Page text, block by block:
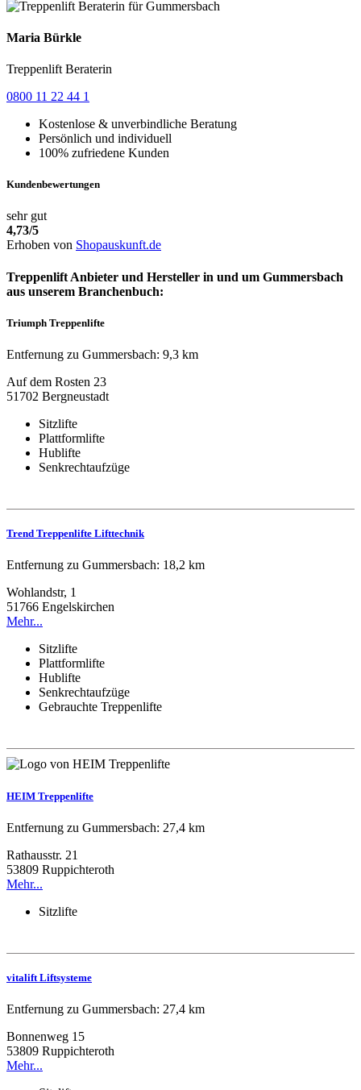
Maria Bürkle
Treppenlift Beraterin
0800 11 22 44 1
Kostenlose & unverbindliche Beratung
Persönlich und individuell
100% zufriedene Kunden
Kundenbewertungen
sehr gut
4,73/5
Erhoben von Shopauskunft.de
Treppenlift Anbieter und Hersteller in und um Gummersbach
aus unserem Branchenbuch:
Triumph Treppenlifte
Entfernung zu Gummersbach: 9,3 km
Auf dem Rosten 23
51702 Bergneustadt
Sitzlifte
Plattformlifte
Hublifte
Senkrechtaufzüge
Trend Treppenlifte Lifttechnik
Entfernung zu Gummersbach: 18,2 km
Wohlandstr, 1
51766 Engelskirchen
Mehr...
Sitzlifte
Plattformlifte
Hublifte
Senkrechtaufzüge
Gebrauchte Treppenlifte
HEIM Treppenlifte
Entfernung zu Gummersbach: 27,4 km
Rathausstr. 21
53809 Ruppichteroth
Mehr...
Sitzlifte
vitalift Liftsysteme
Entfernung zu Gummersbach: 27,4 km
Bonnenweg 15
53809 Ruppichteroth
Mehr...